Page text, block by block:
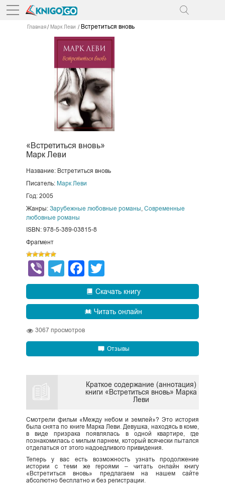
Главная Марк Леви Встретиться вновь
«Встретиться вновь»
Марк Леви
Название: Встретиться вновь
Писатель: Марк Леви
Год: 2005
Жанры: Зарубежные любовные романы Современные
любовные романы
ISBN: 978-5-389-03815-8
Фрагмент
ViberTelegram
Facebook
Скачать книгу
Читать онлайн
3067 просмотров
Отзывы
Краткое содержание (аннотация)
книги «Встретиться вновь» Марка
Леви
Смотрели фильм «Между небом и землей»? Это история
была снята по книге Марка Леви. Девушка, находясь в коме,
в виде призрака появлялась в одной квартире, где
познакомилась с милым парнем, который всячески пытался
отделаться от этого надоедливого привидения.
Теперь у вас есть возможность узнать продолжение
истории с теми же героями – читать онлайн книгу
«Встретиться вновь» предлагаем на нашем сайте
абсолютно бесплатно и без регистрации.